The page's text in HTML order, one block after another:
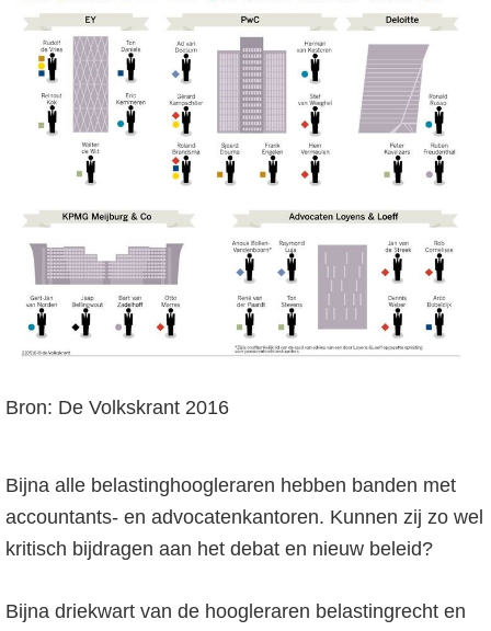
Bron: De Volkskrant 2016
Bijna alle belastinghoogleraren hebben banden met
accountants- en advocatenkantoren. Kunnen zij zo wel
kritisch bijdragen aan het debat en nieuw beleid?
Bijna driekwart van de hoogleraren belastingrecht en